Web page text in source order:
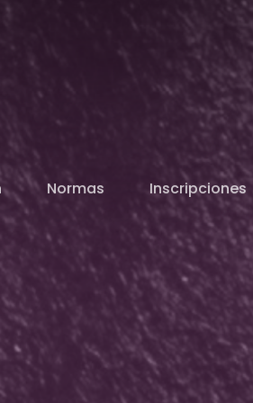
Normas Inscripciones